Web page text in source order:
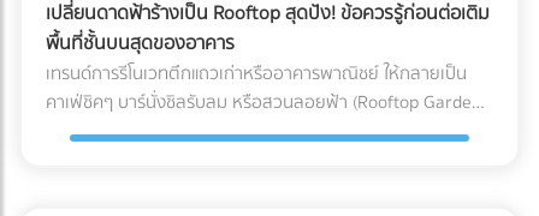
เปลี่ยนมาใช้ Soy Ink ไม่ได้ทำให้สีสันของบรรจุภัณฑ์ดรอปลง ใน
ทางกลับกัน เม็ดสีในน้ำมันถั่วเหลืองยังช่วยให้งานพิมพ์มีความ
สดใสและคมชัดมากกว่าหมึกปิโตรเลียมในบางเฉดสีอีกด้วย ข้อ
แตกต่างระหว่าง หมึกดั้งเดิม Vs. Soy Ink ยกระดับบรรจุภัณฑ์
ของคุณ เพื่อพิชิตใจลูกค้ารายใหญ่ อย่าปล่อยให้บรรจุภัณฑ์แบบ
เปลี่ยนดาดฟ้าร้างเป็น Rooftop สุดปัง! ข้อควรรู้ก่อนต่อเติม
พื้นที่ชั้นบนสุดของอาคาร
เทรนด์การรีโนเวทตึกแถวเก่าหรืออาคารพาณิชย์ ให้กลายเป็น
คาเฟ่ชิคๆ บาร์นั่งชิลรับลม หรือสวนลอยฟ้า (Rooftop Garden)
กำลังได้รับความนิยมอย่างมากในยุคปัจจุบัน พื้นที่ดาดฟ้าที่เคย